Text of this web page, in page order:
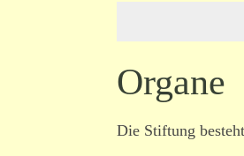
Organe
Die Stiftung